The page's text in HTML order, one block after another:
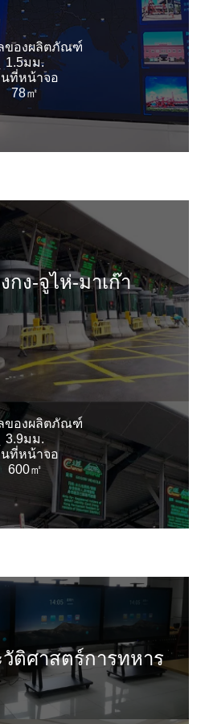
ของผลิตภัณฑ์
1.5มม.
ที่หน้าจอ
78㎡
กง-จูไห่-มาเก๊า
ของผลิตภัณฑ์
3.9มม.
ที่หน้าจอ
600㎡
ติศาสตร์การทหาร